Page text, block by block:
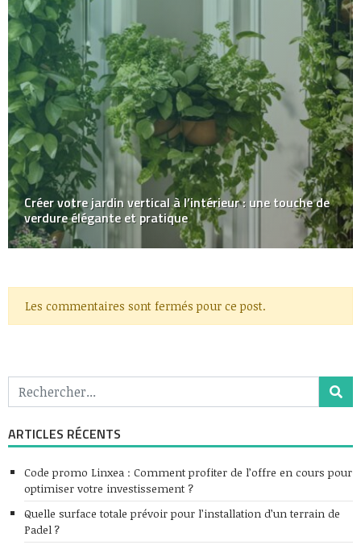
Créer votre jardin vertical à l’intérieur : une touche de
verdure élégante et pratique
Les commentaires sont fermés pour ce post.
ARTICLES RÉCENTS
Code promo Linxea : Comment profiter de l’offre en cours pour
optimiser votre investissement ?
Quelle surface totale prévoir pour l’installation d’un terrain de
Padel ?